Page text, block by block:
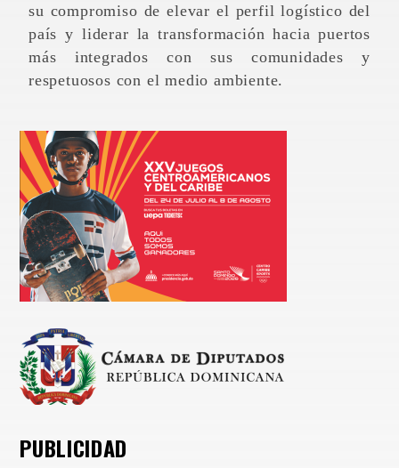
su compromiso de elevar el perfil logístico del
país y liderar la transformación hacia puertos
más integrados con sus comunidades y
respetuosos con el medio ambiente.
PUBLICIDAD